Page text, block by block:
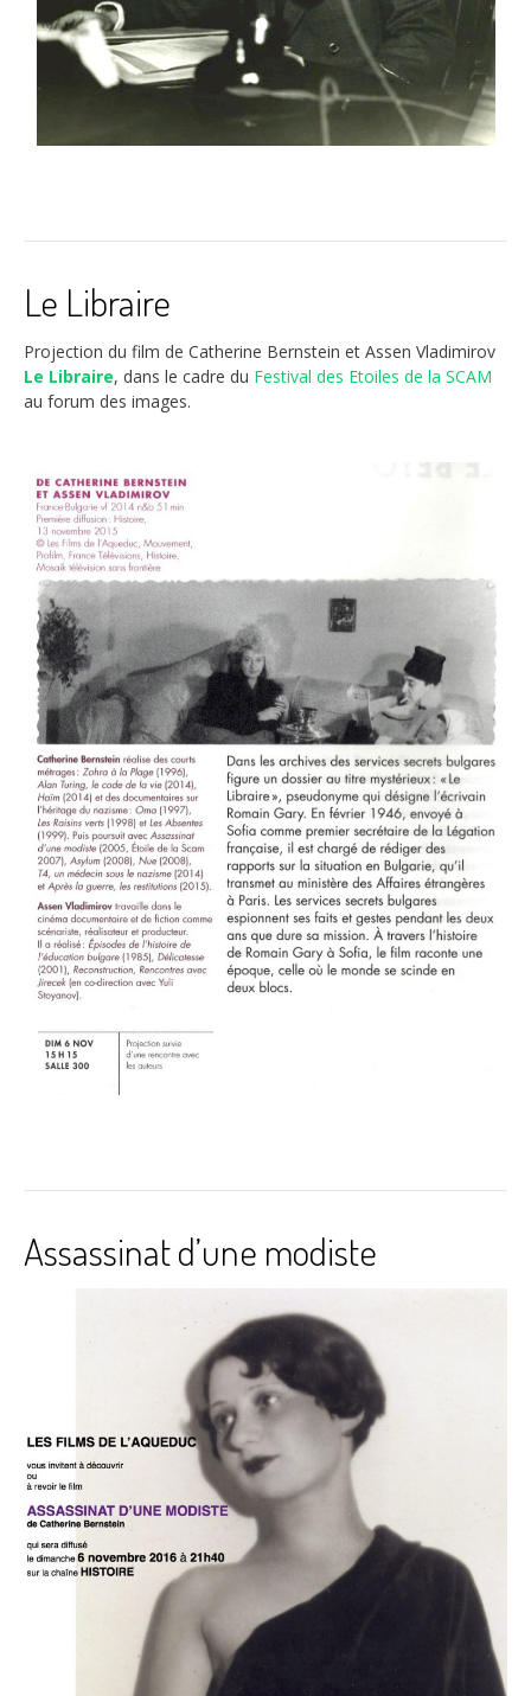
Le Libraire
Projection du film de Catherine Bernstein et Assen Vladimirov
Le Libraire, dans le cadre du Festival des Etoiles de la SCAM
au forum des images.
Assassinat d’une modiste